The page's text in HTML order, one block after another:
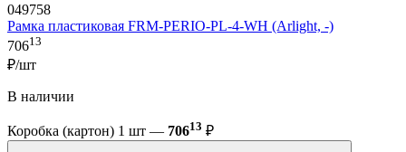
049758
Рамка пластиковая FRM-PERIO-PL-4-WH (Arlight, -)
70613
₽/шт
В наличии
Коробка (картон) 1 шт — 70613 ₽